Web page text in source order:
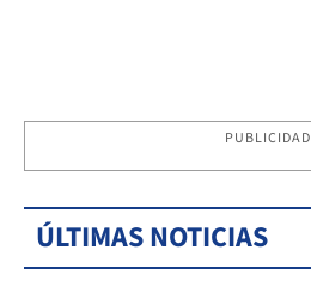
PUBLICIDAD
ÚLTIMAS NOTICIAS